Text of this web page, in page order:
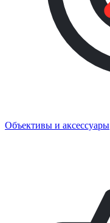
Объективы и аксессуары